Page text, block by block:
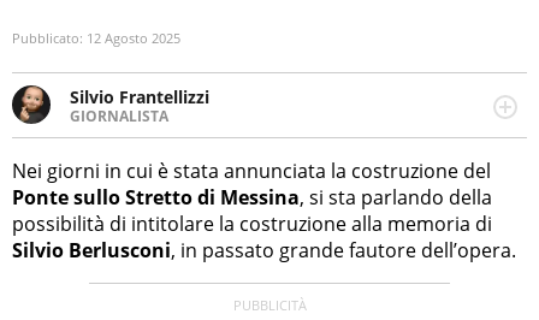
Pubblicato: 12 Agosto 2025
Silvio Frantellizzi
GIORNALISTA
Giornalista pubblicista. Da oltre dieci anni si occupa di
informazione sul web, scrivendo di sport, attualità,
cronaca, motori, spettacolo e videogame.
Nei giorni in cui è stata annunciata la costruzione del
Ponte sullo Stretto di Messina, si sta parlando della
possibilità di intitolare la costruzione alla memoria di
Silvio Berlusconi, in passato grande fautore dell’opera.